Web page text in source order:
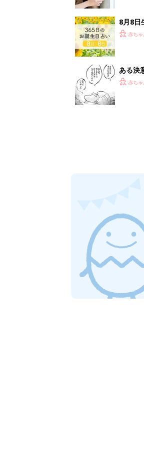
8月8日
赤ち
ある決
赤ち